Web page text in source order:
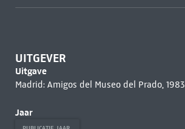
UITGEVER
Uitgave
Madrid: Amigos del Museo del Prado, 1983
Jaar